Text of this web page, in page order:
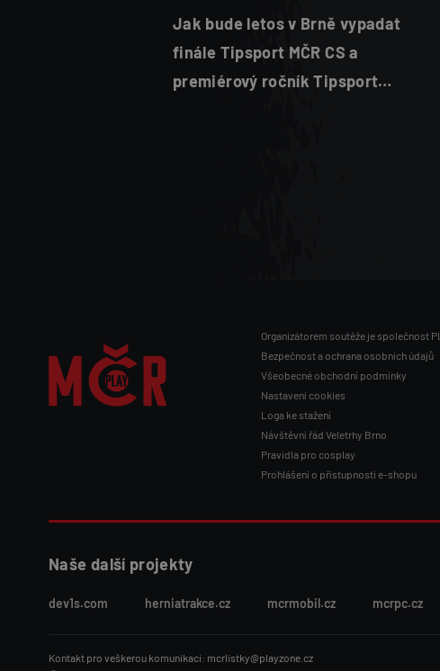
Jak bude letos v Brně vypadat
finále Tipsport MČR CS a
premiérový ročník Tipsport
P
A
T
I
K
Organizátorem soutěže je společnost
Bezpečnost a ochrana osobních údajů
Všeobecné obchodní podmínky
Nastavení cookies
Loga ke stažení
Návštěvní řád Veletrhy Brno
Pravidla pro cosplay
Prohlášení o přístupnosti e-shopu
Naše další projekty
dev1s.com herniatrakce.cz mcrmobil.cz mcrpc.cz
Kontakt pro veškerou komunikaci: mcrlistky@playzone.cz